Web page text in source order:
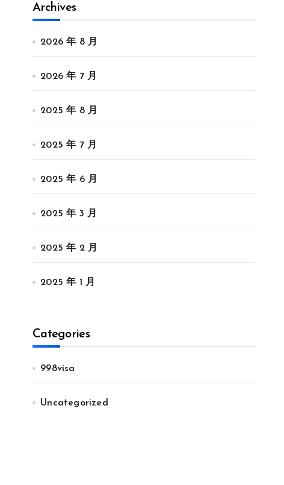
Archives
2026 年 8 月
2026 年 7 月
2025 年 8 月
2025 年 7 月
2025 年 6 月
2025 年 3 月
2025 年 2 月
2025 年 1 月
Categories
998visa
Uncategorized